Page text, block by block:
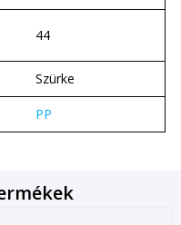
44
Szürke
PP